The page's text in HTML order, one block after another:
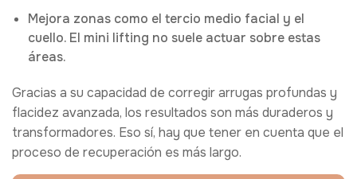
Mejora zonas como el tercio medio facial y el
cuello. El mini lifting no suele actuar sobre estas
áreas.
Gracias a su capacidad de corregir arrugas profundas y
flacidez avanzada, los resultados son más duraderos y
transformadores. Eso sí, hay que tener en cuenta que el
proceso de recuperación es más largo.